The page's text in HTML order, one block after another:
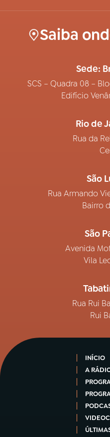
Saiba
Sede:
SCS – Quadra 08 –
Edifício
Rio de
Rua da
São
Rua Armando
Bairro
São
Avenida
Vila
Rua Rui
Rui
INÍCIO
A